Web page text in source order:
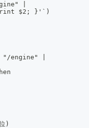
|
$2; }'`)
engine" |
)